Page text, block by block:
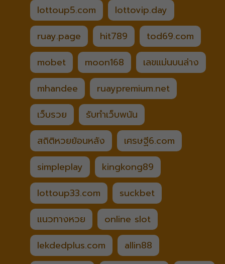
lottoup5.com
lottovip.day
ruay.page
hit789
tod69.com
mobet
moon168
เลขแม่นบนล่าง
mhandee
ruaypremium.net
เว็บรวย
รับทำเว็บพนัน
สถิติหวยย้อนหลัง
เศรษฐี6.com
simpleplay
kingkong89
lottoup33.com
suckbet
แนวทางหวย
online slot
lekdedplus.com
allin88